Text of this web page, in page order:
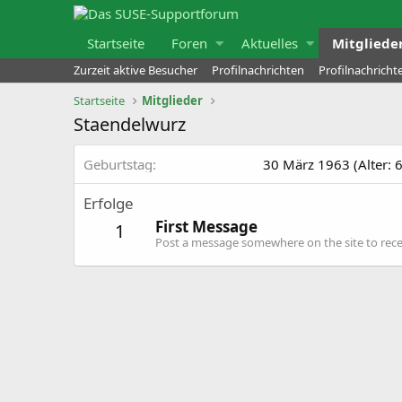
Startseite Foren Aktuelles
Zurzeit aktive Besucher Profilnachrichten
Startseite
Mitglieder
Staendelwurz
Geburtstag 30 März 1963 (Alter:
Erfolge
1 First Message
Post a message somewhere on the site to